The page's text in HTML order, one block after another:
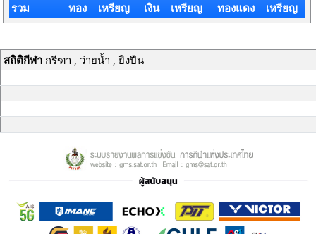
รวม
ทอง เหรียญ
เงิน เหรียญ
ทองแดง เหรียญ
สถิติกีฬากรีฑา , ว่ายน้ำ , ยิงปืน